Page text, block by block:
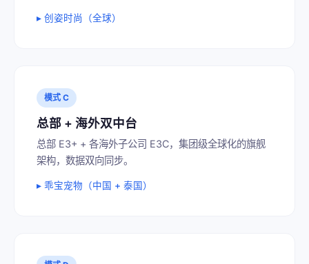
▸ 创姿时尚（全球）
模式 C
总部 + 海外双中台
总部 E3+ + 各海外子公司 E3C，集团级全球化的旗舰
架构，数据双向同步。
▸ 乖宝宠物（中国 + 泰国）